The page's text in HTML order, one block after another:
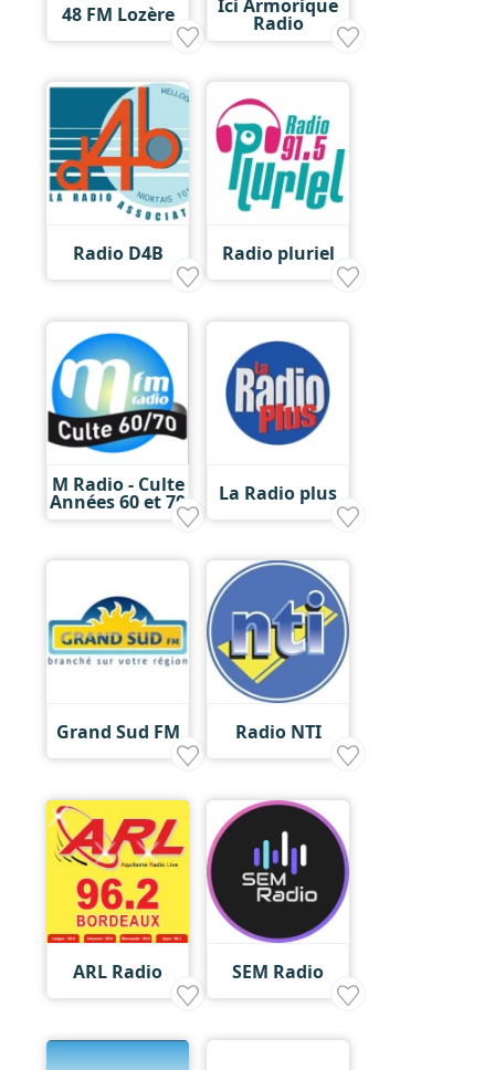
48 FM Lozère Ici Armorique
Radio
Radio D4B Radio pluriel
M Radio - Culte
Années 60 et 70 La Radio plus
Grand Sud FM Radio NTI
ARL Radio SEM Radio